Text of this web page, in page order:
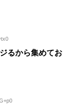
るから集めてお